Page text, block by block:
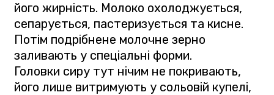
його жирність. Молоко охолоджується,
сепарується, пастеризується та кисне.
Потім подрібнене молочне зерно
заливають у спеціальні форми.
Головки сиру тут нічим не покривають,
його лише витримують у сольовій купелі,